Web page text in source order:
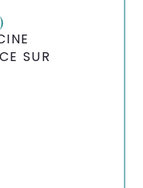
SUR